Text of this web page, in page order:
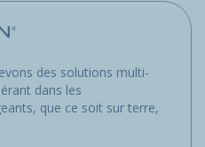
des solutions multi-
dans les
que ce soit sur terre,